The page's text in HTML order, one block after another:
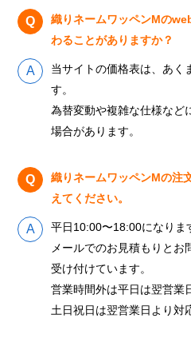
織りネームワッペンMの
わることがありますか？
当サイトの価格表は、あく
す。
為替変動や複雑な仕様など
場合があります。
織りネームワッペンMの注
えてください。
平日10:00〜18:00になりま
メールでのお見積もりとお
受け付けています。
営業時間外は平日は翌営業
土日祝日は翌営業日より対